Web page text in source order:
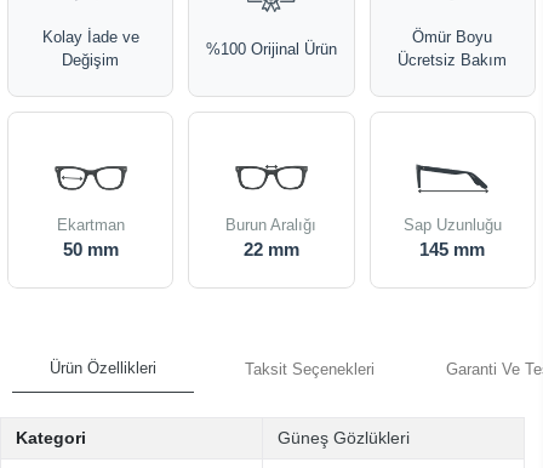
Kolay İade ve
Değişim
%100 Orijinal Ürün
Ömür Boyu
Ücretsiz Bakım
Ekartman
50 mm
Burun Aralığı
22 mm
Sap Uzunluğu
145 mm
Ürün Özellikleri Taksit Seçenekleri Garanti Ve
Kategori Güneş Gözlükleri